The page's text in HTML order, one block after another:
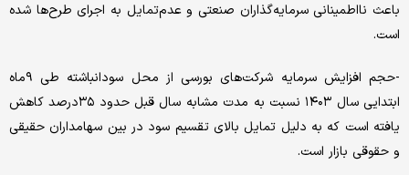
باعث نا‌‌‌اطمینانی سرمایه‌گذاران صنعتی و عدم‌تمایل به اجرای طرح‌‌‌ها شده
است.
-حجم افزایش سرمایه شرکت‌های بورسی از محل سودانباشته طی ۹ماه
ابتدایی سال ۱۴۰۳ نسبت به مدت مشابه سال قبل حدود ۳۵‌درصد کاهش
یافته است که به دلیل تمایل بالای تقسیم سود در بین سهامداران حقیقی
و حقوقی بازار است.